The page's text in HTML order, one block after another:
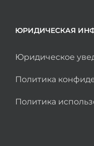
ЮРИДИЧЕСКАЯ
Юридическое
Политика
Политика